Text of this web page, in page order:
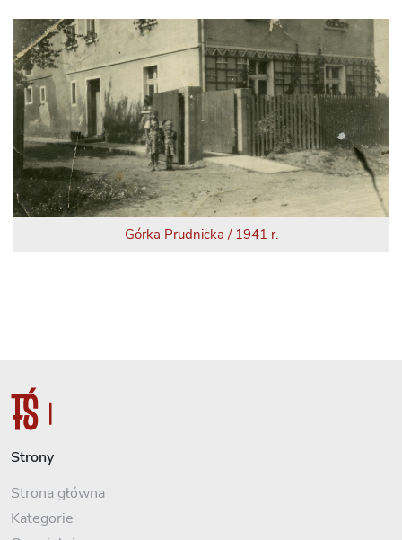
Górka Prudnicka / 1941 r.
Strony
Strona główna
Kategorie